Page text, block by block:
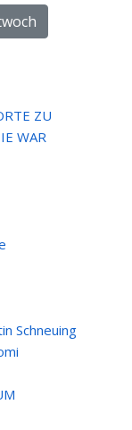
ZU
WAR
Schneuing